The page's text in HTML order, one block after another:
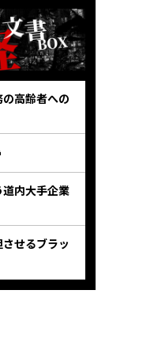
高齢者への
内大手企業
せるブラッ